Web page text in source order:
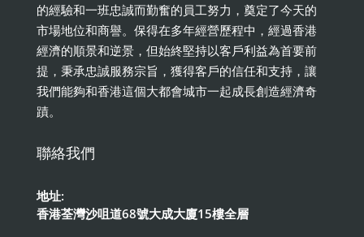
的經驗和一班忠誠而勤奮的員工努力，奠定了今天的
市場地位和商譽。保得在多年經營歷程中，經過香港
經濟的順景和逆景，但始終堅持以客戶利益為首要前
提，秉承忠誠服務宗旨，獲得客戶的信任和支持，讓
我們能夠和香港這個大都會城市一起成長創造經濟奇
蹟。
聯絡我們
地址:
香港荃灣沙咀道68號大成大廈15樓全層